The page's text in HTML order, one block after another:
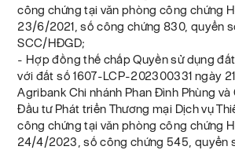
công chứng tại văn phòng công chứng
23/6/2021, số công chứng 830, quyển
SCC/HĐGD;
- Hợp đồng thế chấp Quyền sử dụng
với đất số 1607-LCP-202300331 ngày
Agribank Chi nhánh Phan Đình Phùng
Đầu tư Phát triển Thương mại Dịch vụ
công chứng tại văn phòng công chứng
24/4/2023, số công chứng 545, quyển